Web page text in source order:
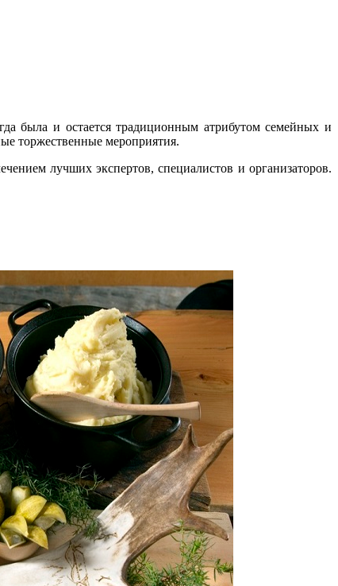
была и остается традиционным атрибутом семейных и
торжественные мероприятия.
лучших экспертов, специалистов и организаторов.